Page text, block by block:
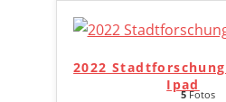
2022
Ipad
5Fotos